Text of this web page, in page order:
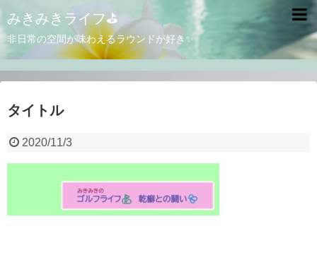
みきみきライフ⛳
非日常の空間が味わえるラウンドが好き✨
タイトル
2020/11/3